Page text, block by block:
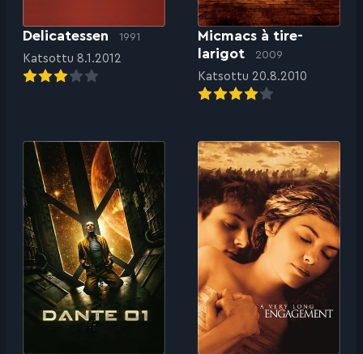
Delicatessen 1991
Katsottu 8.1.2012
Micmacs à tire-
larigot
2009
Katsottu 20.8.2010